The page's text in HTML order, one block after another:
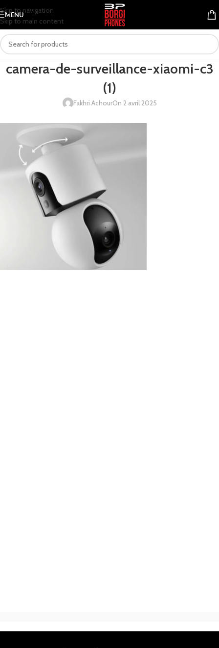
Skip to navigation
Skip to main content
MENU
camera-de-surveillance-xiaomi-c3
(1)
Fakhri AchourOn 2 avril 2025